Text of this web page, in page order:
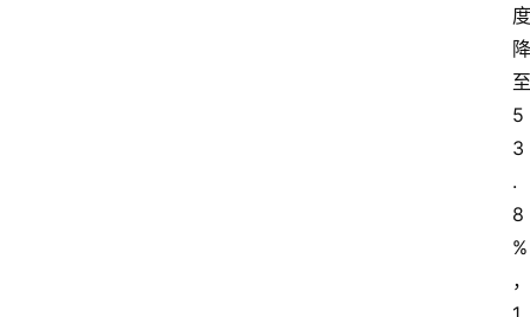
度
降
至
5
3
.
8
%
，